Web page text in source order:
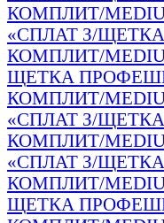
КОМПЛИТ/
«СПЛАТ З/
КОМПЛИТ/
ЩЕТКА
КОМПЛИТ/
«СПЛАТ З/
КОМПЛИТ/
«СПЛАТ З/
КОМПЛИТ/
ЩЕТКА